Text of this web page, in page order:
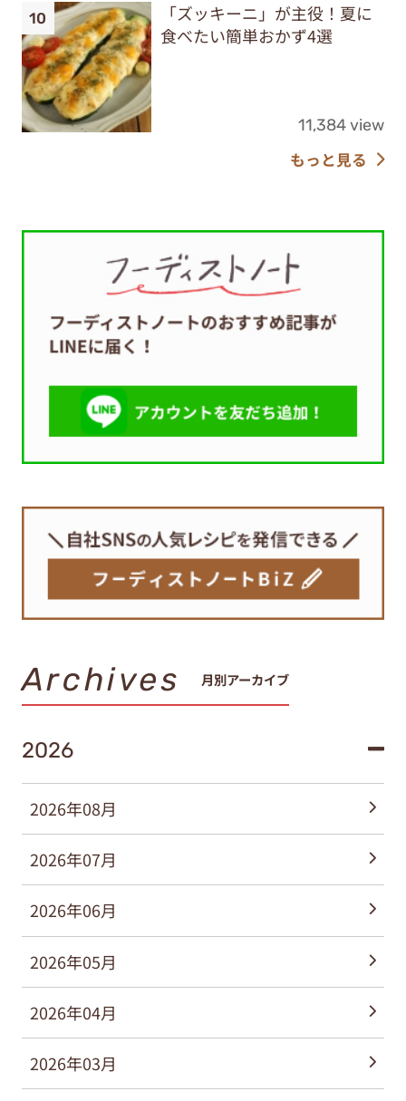
「ズッキーニ」が主役！夏に
食べたい簡単おかず4選
11,384 view
もっと見る
Archives 月別アーカイブ
2026
2026年08月
2026年07月
2026年06月
2026年05月
2026年04月
2026年03月